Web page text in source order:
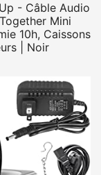
- Câble Audio
Mini
10h, Caissons
| Noir